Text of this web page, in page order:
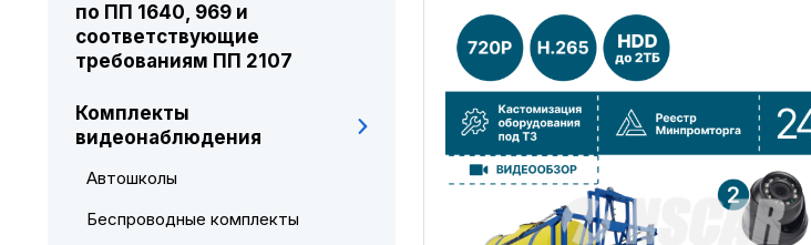
по ПП 1640, 969 и
соответствующие
требованиям ПП 2107
Комплекты
видеонаблюдения
Автошколы
Беспроводные комплекты